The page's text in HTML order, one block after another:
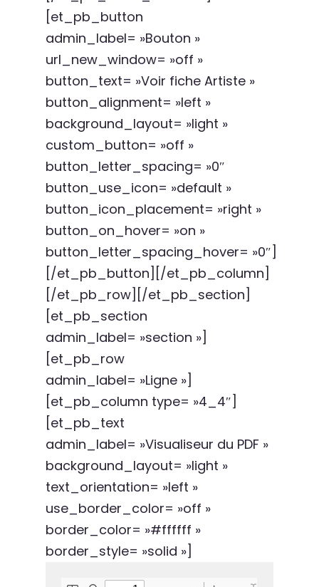
[et_pb_button
admin_label= »Bouton »
url_new_window= »off »
button_text= »Voir fiche Artiste »
button_alignment= »left »
background_layout= »light »
custom_button= »off »
button_letter_spacing= »0″
button_use_icon= »default »
button_icon_placement= »right »
button_on_hover= »on »
button_letter_spacing_hover= »0″]
[/et_pb_button][/et_pb_column]
[/et_pb_row][/et_pb_section]
[et_pb_section
admin_label= »section »]
[et_pb_row
admin_label= »Ligne »]
[et_pb_column type= »4_4″]
[et_pb_text
admin_label= »Visualiseur du PDF »
background_layout= »light »
text_orientation= »left »
use_border_color= »off »
border_color= »#ffffff »
border_style= »solid »]